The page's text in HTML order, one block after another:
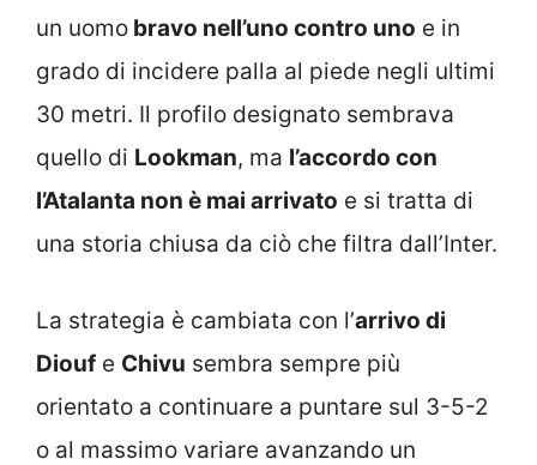
un uomo bravo nell’uno contro uno e in
grado di incidere palla al piede negli ultimi
30 metri. Il profilo designato sembrava
quello di Lookman, ma l’accordo con
l’Atalanta non è mai arrivato e si tratta di
una storia chiusa da ciò che filtra dall’Inter.
La strategia è cambiata con l’arrivo di
Diouf e Chivu sembra sempre più
orientato a continuare a puntare sul 3-5-2
o al massimo variare avanzando un